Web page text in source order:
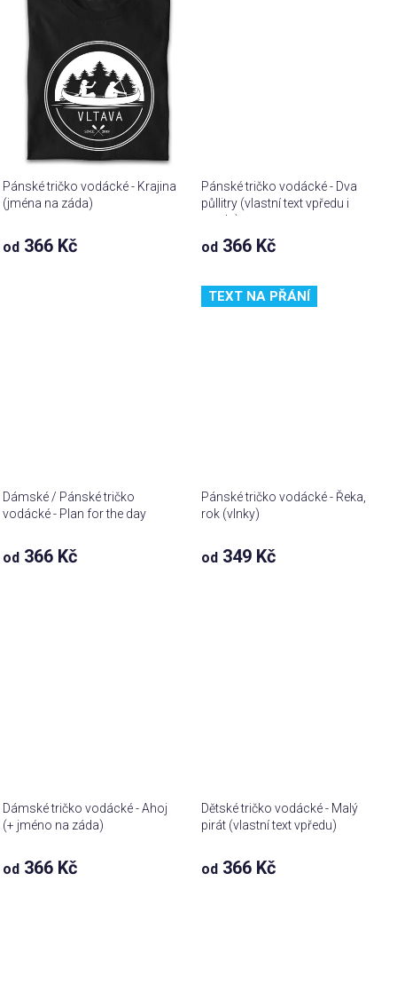
Pánské tričko vodácké - Krajina
(jména na záda)
od 366 Kč
Pánské tričko vodácké - Dva
půllitry (vlastní text vpředu i
vzadu)
od 366 Kč
Dámské / Pánské tričko
vodácké - Plan for the day
od 366 Kč
TEXT NA PŘÁNÍ
Pánské tričko vodácké - Řeka,
rok (vlnky)
od 349 Kč
Dámské tričko vodácké - Ahoj
(+ jméno na záda)
od 366 Kč
Dětské tričko vodácké - Malý
pirát (vlastní text vpředu)
od 366 Kč